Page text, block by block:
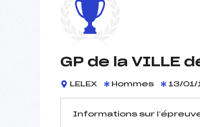
GP de la VILLE
LELEX Hommes 13/01/
Informations sur